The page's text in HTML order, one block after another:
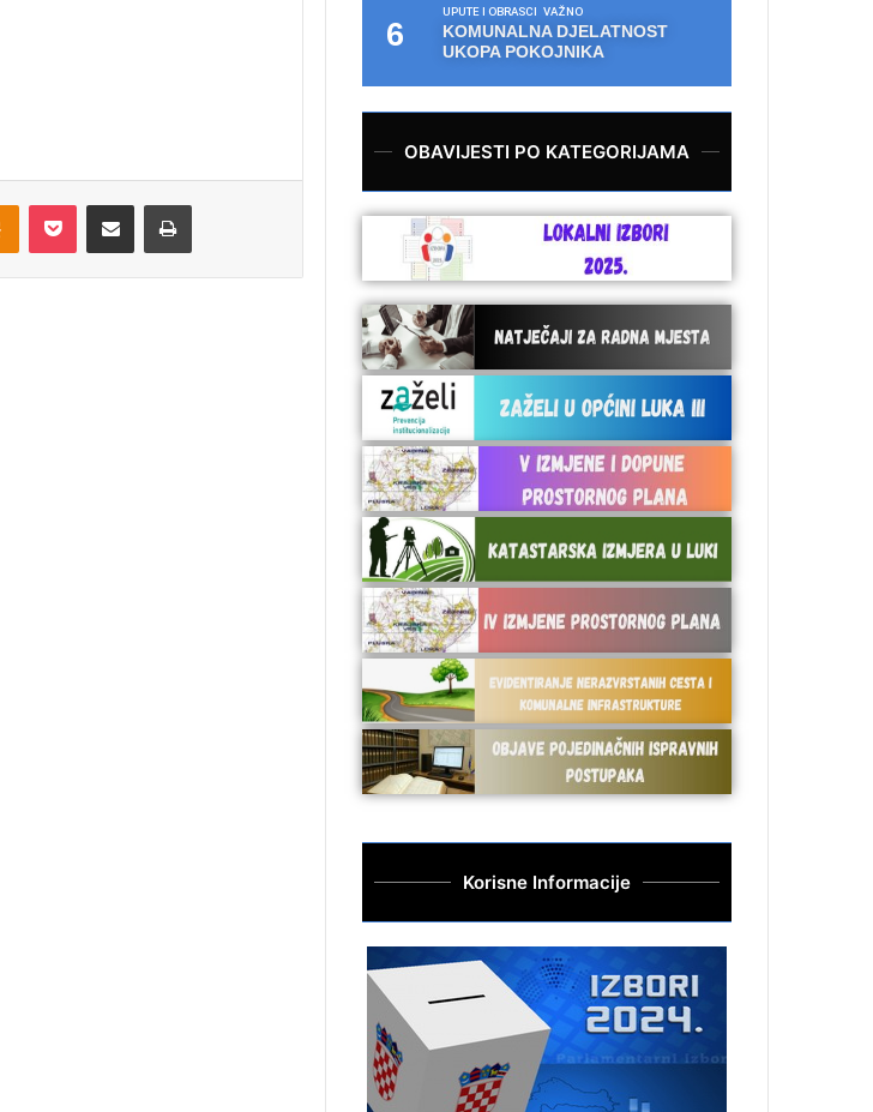
UPUTE I OBRASCI VAŽNO
KOMUNALNA DJELATNOST
UKOPA POKOJNIKA
OBAVIJESTI PO KATEGORIJAMA
Korisne Informacije